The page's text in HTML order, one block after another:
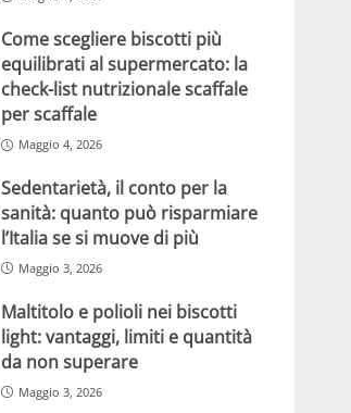
Come scegliere biscotti più
equilibrati al supermercato: la
check-list nutrizionale scaffale
per scaffale
Maggio 4, 2026
Sedentarietà, il conto per la
sanità: quanto può risparmiare
l’Italia se si muove di più
Maggio 3, 2026
Maltitolo e polioli nei biscotti
light: vantaggi, limiti e quantità
da non superare
Maggio 3, 2026